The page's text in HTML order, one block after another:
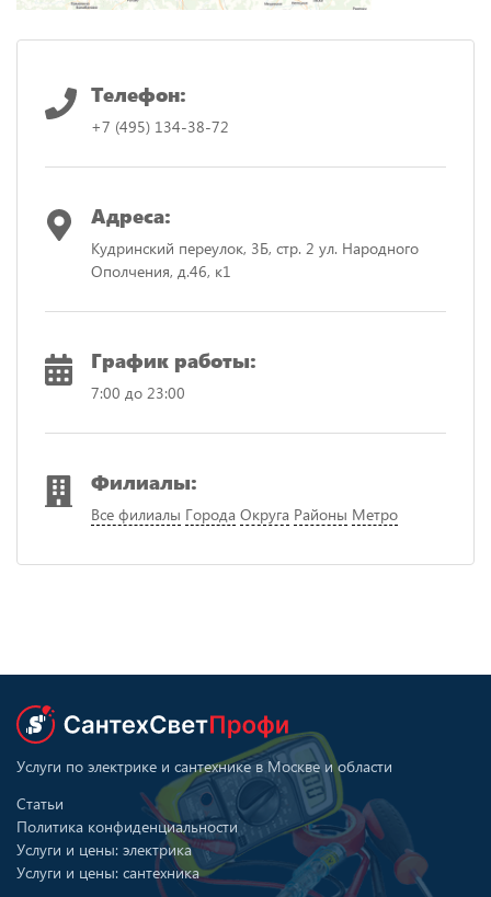
Телефон:
+7 (495) 134-38-72
Адреса:
Кудринский переулок, 3Б, стр. 2 ул. Народного
Ополчения, д.46, к1
График работы:
7:00 до 23:00
Филиалы:
Все филиалы Города Округа Районы Метро
Услуги по электрике и сантехнике в Москве и области
Статьи
Политика конфиденциальности
Услуги и цены: электрика
Услуги и цены: сантехника